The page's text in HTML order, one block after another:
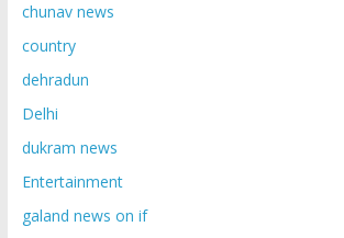
chunav news
country
dehradun
Delhi
dukram news
Entertainment
galand news on if